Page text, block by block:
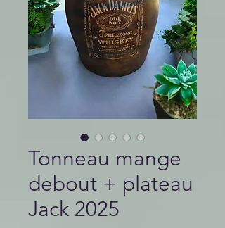
Tonneau mange
debout + plateau
Jack 2025